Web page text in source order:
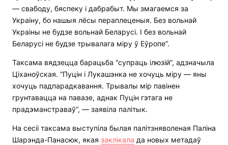
— свабоду, бяспеку і дабрабыт. Мы змагаемся за
Украіну, бо нашыя лёсы пераплеценыя. Без вольнай
Украіны не будзе вольнай Беларусі. І без вольнай
Беларусі не будзе трывалага міру ў Еўропе”.
Таксама вядзецца барацьба “супраць ілюзій”, адзначыла
Ціханоўская. “Пуцін і Лукашэнка не хочуць міру — яны
хочуць падпарадкавання. Трывалы мір павінен
грунтавацца на павазе, аднак Пуцін гэтага не
прадэманстраваў”, — заявіла палітык.
На сесіі таксама выступіла былая палітзняволеная Паліна
Шарэнда-Панасюк, якая заклікала да новых метадаў